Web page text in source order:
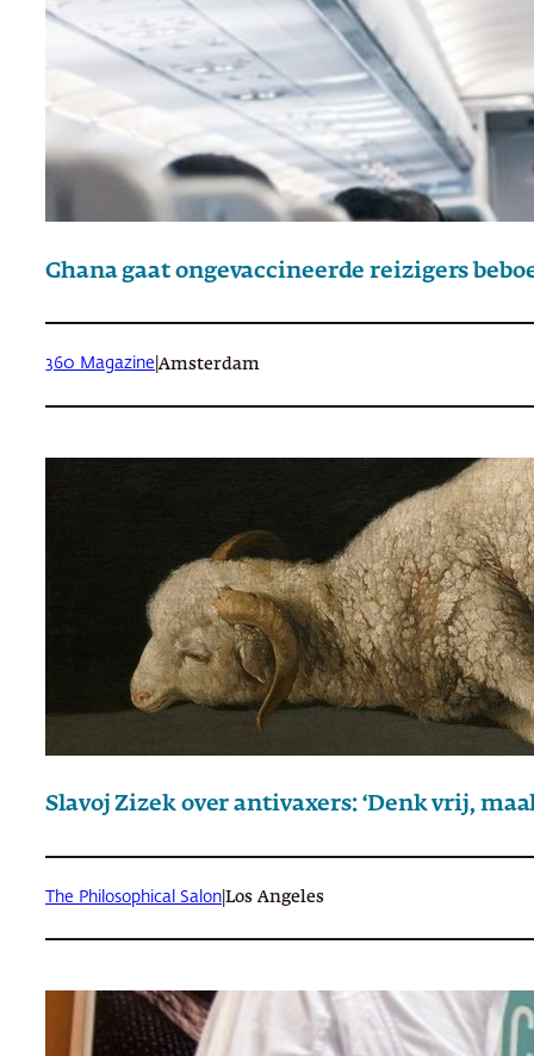
Ghana gaat ongevaccineerde reizigers
360 Magazine Amsterdam
Slavoj Zizek over antivaxers: ‘Denk vrij,
The Philosophical Salon Los Angeles